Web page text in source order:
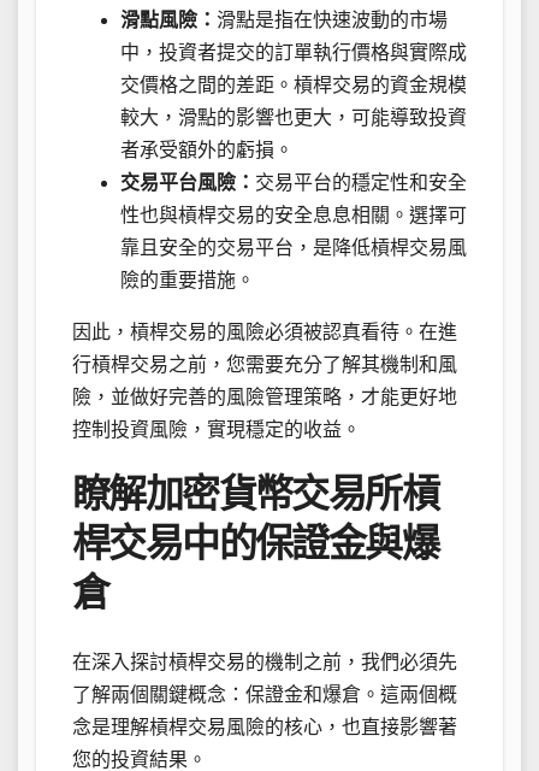
滑點風險： 滑點是指在快速波動的市場
中，投資者提交的訂單執行價格與實際成
交價格之間的差距。槓桿交易的資金規模
較大，滑點的影響也更大，可能導致投資
者承受額外的虧損。
交易平台風險： 交易平台的穩定性和安全
性也與槓桿交易的安全息息相關。選擇可
靠且安全的交易平台，是降低槓桿交易風
險的重要措施。
因此，槓桿交易的風險必須被認真看待。在進
行槓桿交易之前，您需要充分了解其機制和風
險，並做好完善的風險管理策略，才能更好地
控制投資風險，實現穩定的收益。
瞭解加密貨幣交易所槓
桿交易中的保證金與爆
倉
在深入探討槓桿交易的機制之前，我們必須先
了解兩個關鍵概念：保證金和爆倉。這兩個概
念是理解槓桿交易風險的核心，也直接影響著
您的投資結果。